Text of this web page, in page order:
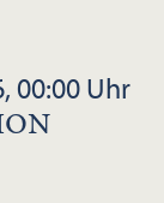
00:00 Uhr